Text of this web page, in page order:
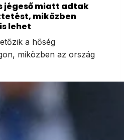
jégeső miatt adtak
miközben
lehet
a hőség
miközben az ország